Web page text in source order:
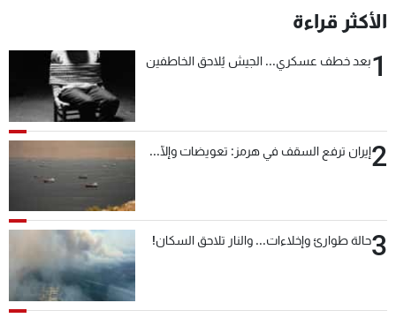
الأكثر قراءة
1بعد خطف عسكري... الجيش يُلاحق الخاطفين
2إيران ترفع السقف في هرمز: تعويضات وإلّا...
3حالة طوارئ وإخلاءات... والنار تلاحق السكان!